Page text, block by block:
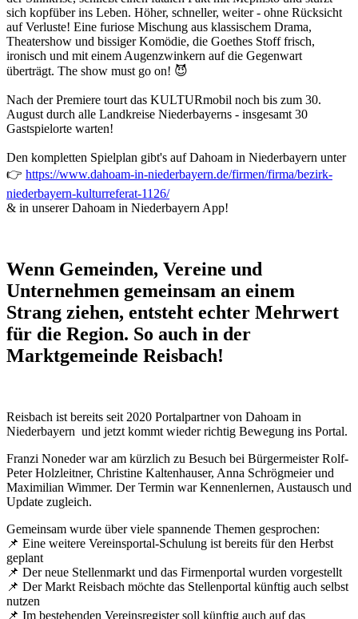
sich kopfüber ins Leben. Höher, schneller, weiter - ohne Rücksicht
auf Verluste! Eine furiose Mischung aus klassischem Drama,
Theatershow und bissiger Komödie, die Goethes Stoff frisch,
ironisch und mit einem Augenzwinkern auf die Gegenwart
überträgt. The show must go on! 😈
Nach der Premiere tourt das KULTURmobil noch bis zum 30.
August durch alle Landkreise Niederbayerns - insgesamt 30
Gastspielorte warten!
Den kompletten Spielplan gibt's auf Dahoam in Niederbayern unter
👉 https://www.dahoam-in-niederbayern.de/firmen/firma/bezirk-
niederbayern-kulturreferat-1126/
& in unserer Dahoam in Niederbayern App!
Wenn Gemeinden, Vereine und
Unternehmen gemeinsam an einem
Strang ziehen, entsteht echter Mehrwert
für die Region. So auch in der
Marktgemeinde Reisbach!
Reisbach ist bereits seit 2020 Portalpartner von Dahoam in
Niederbayern und jetzt kommt wieder richtig Bewegung ins Portal.
Franzi Noneder war am kürzlich zu Besuch bei Bürgermeister Rolf-
Peter Holzleitner, Christine Kaltenhauser, Anna Schrögmeier und
Maximilian Wimmer. Der Termin war Kennenlernen, Austausch und
Update zugleich.
Gemeinsam wurde über viele spannende Themen gesprochen:
📌 Eine weitere Vereinsportal-Schulung ist bereits für den Herbst
geplant
📌 Der neue Stellenmarkt und das Firmenportal wurden vorgestellt
📌 Der Markt Reisbach möchte das Stellenportal künftig auch selbst
nutzen
📌 Im bestehenden Vereinsregister soll künftig auch auf das